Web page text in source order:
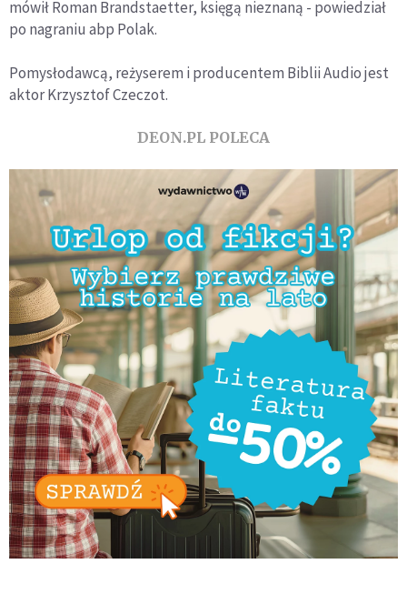
mówił Roman Brandstaetter, księgą nieznaną - powiedział
po nagraniu abp Polak.
Pomysłodawcą, reżyserem i producentem Biblii Audio jest
aktor Krzysztof Czeczot.
DEON.PL POLECA